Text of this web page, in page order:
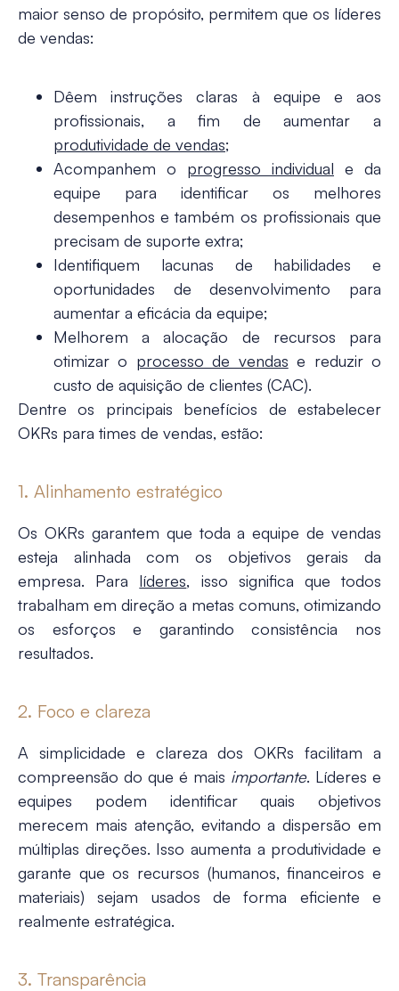
maior senso de propósito, permitem que os líderes
de vendas:
Dêem instruções claras à equipe e aos
profissionais, a fim de aumentar a
produtividade de vendas;
Acompanhem o progresso individual e da
equipe para identificar os melhores
desempenhos e também os profissionais que
precisam de suporte extra;
Identifiquem lacunas de habilidades e
oportunidades de desenvolvimento para
aumentar a eficácia da equipe;
Melhorem a alocação de recursos para
otimizar o processo de vendas e reduzir o
custo de aquisição de clientes (CAC).
Dentre os principais benefícios de estabelecer
OKRs para times de vendas, estão:
1. Alinhamento estratégico
Os OKRs garantem que toda a equipe de vendas
esteja alinhada com os objetivos gerais da
empresa. Para líderes, isso significa que todos
trabalham em direção a metas comuns, otimizando
os esforços e garantindo consistência nos
resultados.
2. Foco e clareza
A simplicidade e clareza dos OKRs facilitam a
compreensão do que é mais importante. Líderes e
equipes podem identificar quais objetivos
merecem mais atenção, evitando a dispersão em
múltiplas direções. Isso aumenta a produtividade e
garante que os recursos (humanos, financeiros e
materiais) sejam usados de forma eficiente​ e
realmente estratégica.
3. Transparência